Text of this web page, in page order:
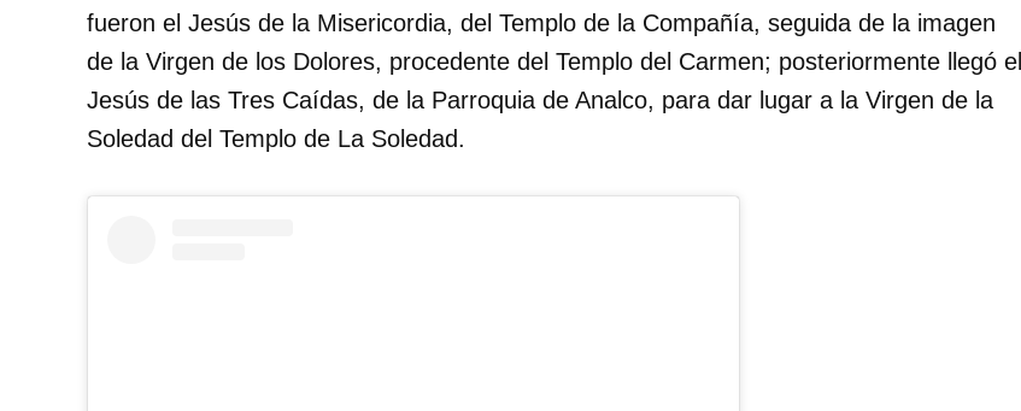
fueron el Jesús de la Misericordia, del Templo de la Compañía, seguida de la imagen
de la Virgen de los Dolores, procedente del Templo del Carmen; posteriormente llegó el
Jesús de las Tres Caídas, de la Parroquia de Analco, para dar lugar a la Virgen de la
Soledad del Templo de La Soledad.